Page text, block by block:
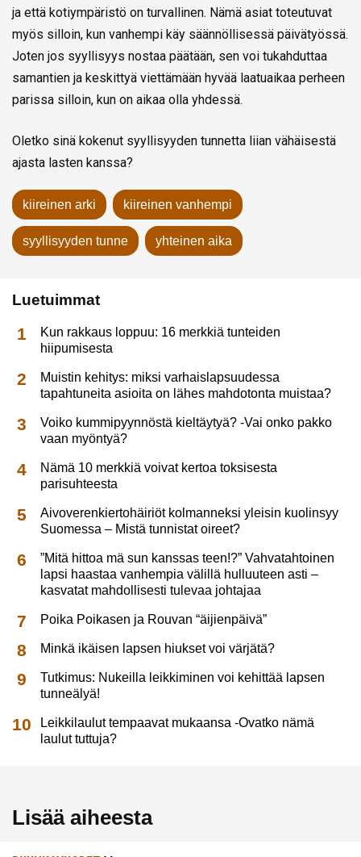
ja että kotiympäristö on turvallinen. Nämä asiat toteutuvat
myös silloin, kun vanhempi käy säännöllisessä päivätyössä.
Joten jos syyllisyys nostaa päätään, sen voi tukahduttaa
samantien ja keskittyä viettämään hyvää laatuaikaa perheen
parissa silloin, kun on aikaa olla yhdessä.
Oletko sinä kokenut syyllisyyden tunnetta liian vähäisestä
ajasta lasten kanssa?
kiireinen arki kiireinen vanhempi
syyllisyyden tunne yhteinen aika
Luetuimmat
Kun rakkaus loppuu: 16 merkkiä tunteiden
hiipumisesta
Muistin kehitys: miksi varhaislapsuudessa
tapahtuneita asioita on lähes mahdotonta muistaa?
Voiko kummipyynnöstä kieltäytyä? -Vai onko pakko
vaan myöntyä?
Nämä 10 merkkiä voivat kertoa toksisesta
parisuhteesta
Aivoverenkiertohäiriöt kolmanneksi yleisin kuolinsyy
Suomessa – Mistä tunnistat oireet?
”Mitä hittoa mä sun kanssas teen!?” Vahvatahtoinen
lapsi haastaa vanhempia välillä hulluuteen asti –
kasvatat mahdollisesti tulevaa johtajaa
Poika Poikasen ja Rouvan “äijienpäivä”
Minkä ikäisen lapsen hiukset voi värjätä?
Tutkimus: Nukeilla leikkiminen voi kehittää lapsen
tunneälyä!
Leikkilaulut tempaavat mukaansa -Ovatko nämä
laulut tuttuja?
Lisää aiheesta